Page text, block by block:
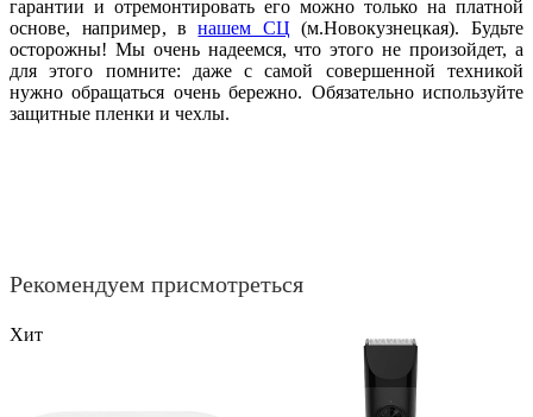
гарантии и отремонтировать его можно только на платной
основе, например, внашем СЦ (м.Новокузнецкая). Будьте
осторожны! Мы очень надеемся, что этого не произойдет, а
для этого помните: даже с самой совершенной техникой
нужно обращаться очень бережно. Обязательно используйте
защитные пленки и чехлы.
Рекомендуем присмотреться
Хит